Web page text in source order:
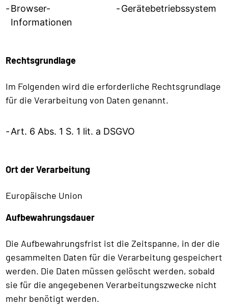
Browser-
Informationen
Gerätebetriebssystem
Rechtsgrundlage
Im Folgenden wird die erforderliche Rechtsgrundlage
für die Verarbeitung von Daten genannt.
Art. 6 Abs. 1 S. 1 lit. a DSGVO
Ort der Verarbeitung
Europäische Union
Aufbewahrungsdauer
Die Aufbewahrungsfrist ist die Zeitspanne, in der die
gesammelten Daten für die Verarbeitung gespeichert
werden. Die Daten müssen gelöscht werden, sobald
sie für die angegebenen Verarbeitungszwecke nicht
mehr benötigt werden.